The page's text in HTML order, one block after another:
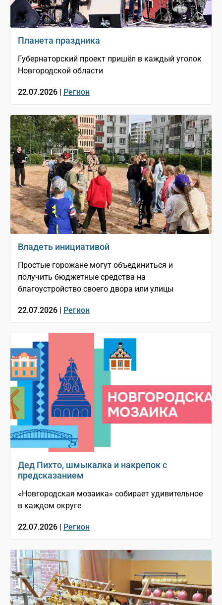
Планета праздника
Губернаторский проект пришёл в каждый уголок
Новгородской области
22.07.2026 | Регион
Владеть инициативой
Простые горожане могут объединиться и
получить бюджетные средства на
благоустройство своего двора или улицы
22.07.2026 | Регион
Дед Пихто, шмыкалка и накрепок с
предсказанием
«Новгородская мозаика» собирает удивительное
в каждом округе
22.07.2026 | Регион